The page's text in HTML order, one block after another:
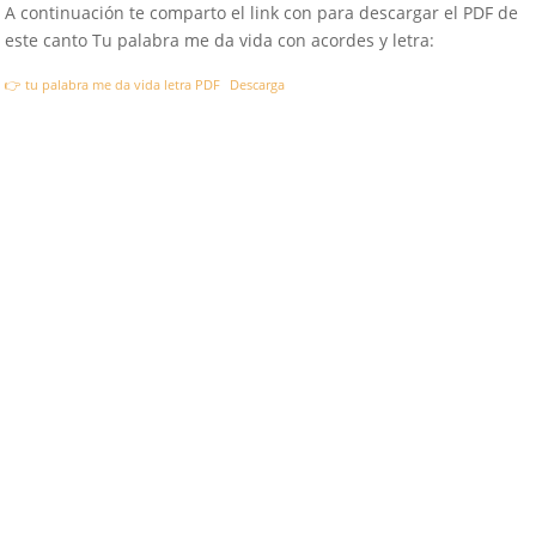
A continuación te comparto el link con para descargar el PDF de
este canto Tu palabra me da vida con acordes y letra:
👉 tu palabra me da vida letra PDF Descarga